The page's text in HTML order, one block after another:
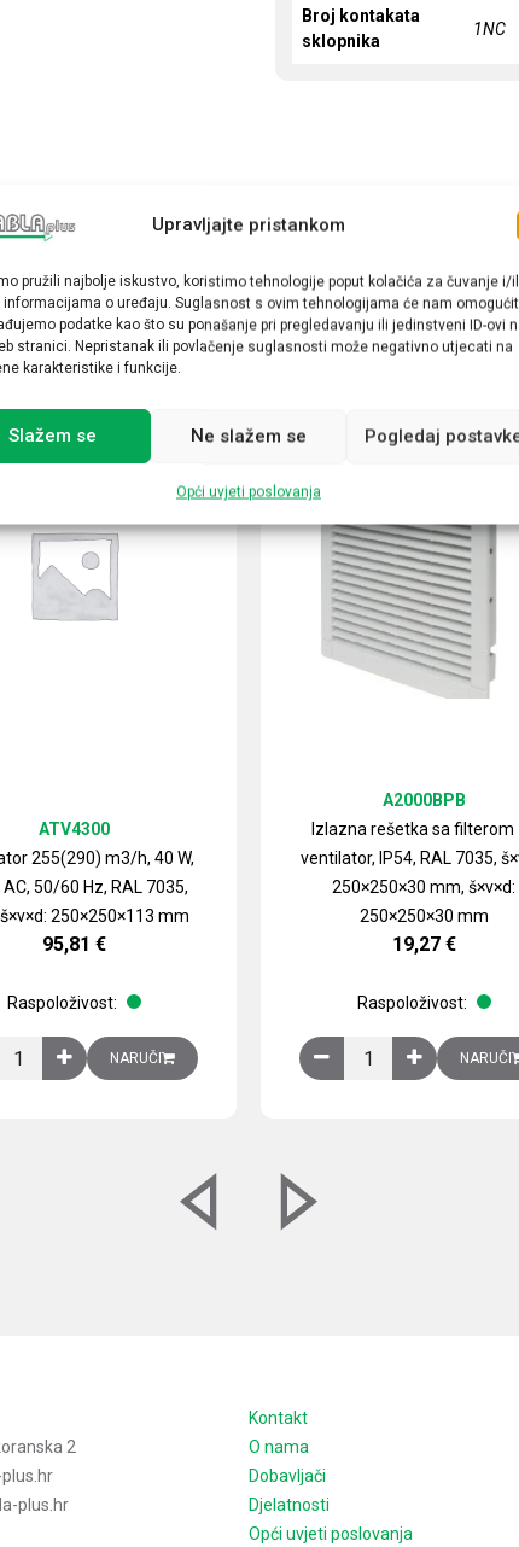
Upravljajte pristankom
pružili najbolje iskustvo, koristimo tehnologije poput kolačića za čuvanje i/
informacijama o uređaju. Suglasnost s ovim tehnologijama će nam
podatke kao što su ponašanje pri pregledavanju ili jedinstveni ID-ovi
stranici. Nepristanak ili povlačenje suglasnosti može negativno utjecati na
karakteristike i funkcije.
Slažem se Ne slažem se Pogledaj
Opći uvjeti poslovanja
Broj kontakata
sklopnika
1NC
čelični lim količina
255(290) m3/h, 40 W,
50/60 Hz, RAL 7035,
š×v×d: 250×250×113 mm
ATV4300
95,81 €
Raspoloživost:
Ventilator 255(290) m3/h, 40 W, 230V AC, 50/60 Hz, RAL 7035,
NARUČI
Izlazna rešetka sa filterom
ventilator, IP54, RAL 7035,
250×250×30 mm, š×v×d:
250×250×30 mm
A2000BPB
19,27 €
Raspoloživost:
Izlazna rešetka saNARUČI
2
plus.hr
Kontakt
O nama
Dobavljači
Djelatnosti
Opći uvjeti poslovanja